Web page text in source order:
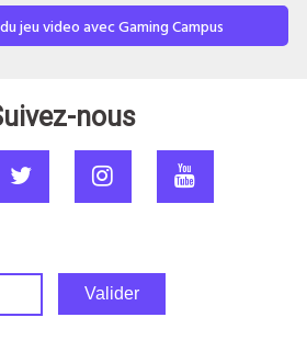
jeu video avec Gaming Campus
nous
Valider